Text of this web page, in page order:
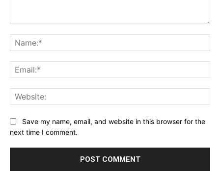
Save my name, email, and website in this browser for the
next time I comment.